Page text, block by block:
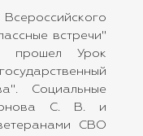
встречи"
прошел Урок
Социальные
С. В. и
СВО